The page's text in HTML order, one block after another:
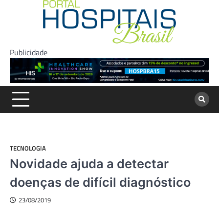
Publicidade
TECNOLOGIA
Novidade ajuda a detectar
doenças de difícil diagnóstico
23/08/2019